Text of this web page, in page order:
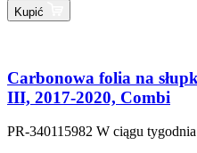
Kupić
Carbonowa folia na
III, 2017-2020, Combi
PR-340115982 W ciągu tygodnia